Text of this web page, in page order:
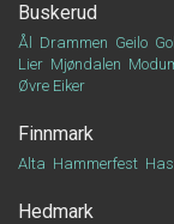
Buskerud
Ål Drammen Geilo Gol
Lier Mjøndalen
Øvre Eiker
Finnmark
Alta Hammerfest
Hedmark